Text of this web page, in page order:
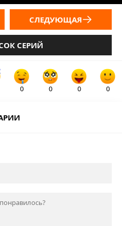
СЕРИЙ
СЛЕДУЮЩАЯ
0 0 0 0